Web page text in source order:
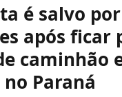
é salvo por
após ficar
caminhão
Paraná